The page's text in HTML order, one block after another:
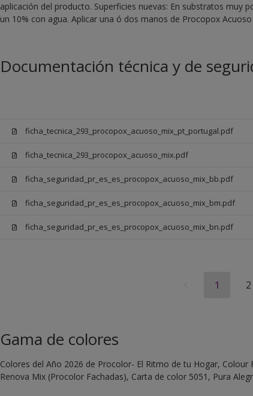
aplicación del producto. Superficies nuevas: En substratos muy
un 10% con agua. Aplicar una ó dos manos de Procopox
Documentación técnica y de
ficha_tecnica_293_procopox_acuoso_mix_pt_portugal.pdf
ficha_tecnica_293_procopox_acuoso_mix.pdf
ficha_seguridad_pr_es_es_procopox_acuoso_mix_bb.pdf
ficha_seguridad_pr_es_es_procopox_acuoso_mix_bm.pdf
ficha_seguridad_pr_es_es_procopox_acuoso_mix_bn.pdf
1 2
Gama de colores
Colores del Año 2026 de Procolor- El Ritmo de tu Hogar,
Renova Mix (Procolor Fachadas), Carta de color 5051, Pura